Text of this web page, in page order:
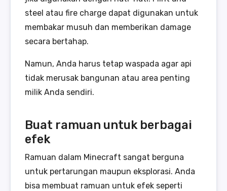
steel atau fire charge dapat digunakan untuk
membakar musuh dan memberikan damage
secara bertahap.
Namun, Anda harus tetap waspada agar api
tidak merusak bangunan atau area penting
milik Anda sendiri.
Buat ramuan untuk berbagai
efek
Ramuan dalam Minecraft sangat berguna
untuk pertarungan maupun eksplorasi. Anda
bisa membuat ramuan untuk efek seperti